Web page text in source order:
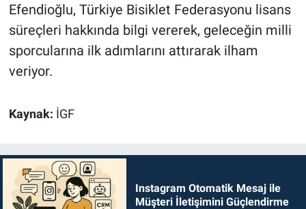
Efendioğlu, Türkiye Bisiklet Federasyonu lisans
süreçleri hakkında bilgi vererek, geleceğin milli
sporcularına ilk adımlarını attırarak ilham
veriyor.
Kaynak: İGF
Instagram Otomatik Mesaj ile
Müşteri İletişimini Güçlendirme